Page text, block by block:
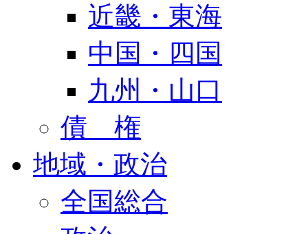
近畿・東海
中国・四国
九州・山口
債 権
地域・政治
全国総合